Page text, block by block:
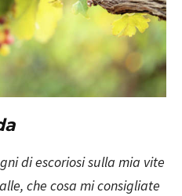
di escoriosi sulla mia vite
, che cosa mi consigliate